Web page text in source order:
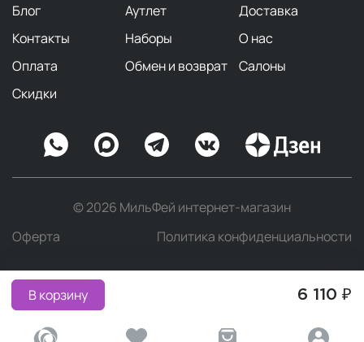
В корзину 6 110 ₽
Блог Аутлет
Доставка
Контакты
Наборы
О нас
Оплата
Обмен и возврат
Салоны
Скидки
© 2026 МильФей интернет-магазин
Оферта
Политика конфиденциальности